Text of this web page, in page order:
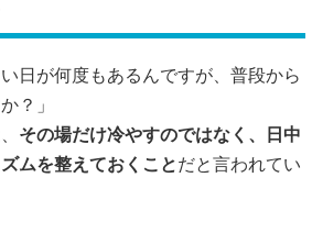
日が何度もあるんですが、普段から
？」
その場だけ冷やすのではなく、日中
ムを整えておくことだと言われてい